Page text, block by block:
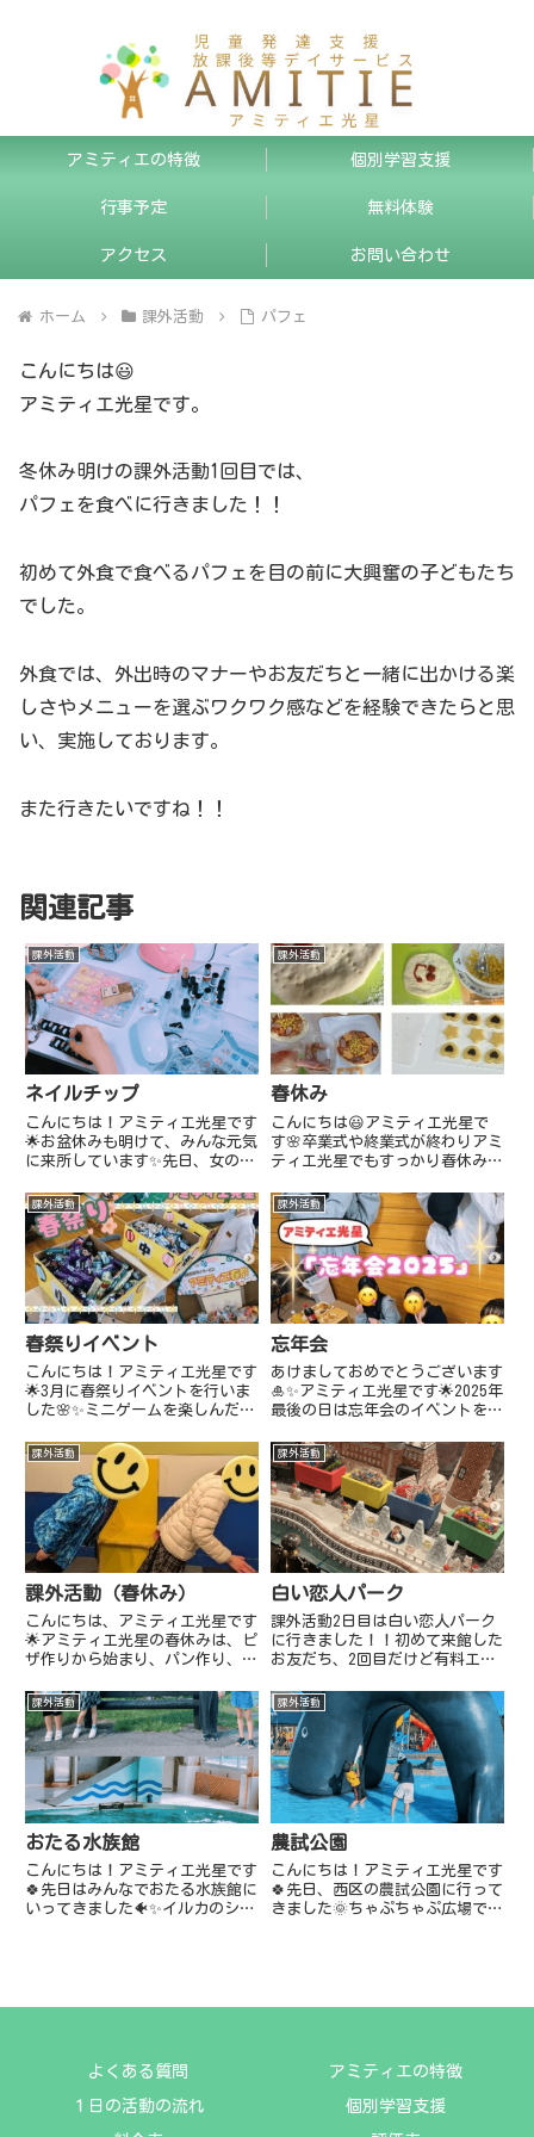
アミティエの特徴 個別学習支援
行事予定 無料体験
アクセス お問い合わせ
ホーム 課外活動 パフェ
こんにちは😃
アミティエ光星です。
冬休み明けの課外活動1回目では、
パフェを食べに行きました！！
初めて外食で食べるパフェを目の前に大興奮の子どもたち
でした。
外食では、外出時のマナーやお友だちと一緒に出かける楽
しさやメニューを選ぶワクワク感などを経験できたらと思
い、実施しております。
また行きたいですね！！
関連記事
課外活動
ネイルチップ
こんにちは！アミティエ光星です
🌟お盆休みも明けて、みんな元気
に来所しています✨先日、女の子
楽しく過ごしていました🥰💅
課外活動
春休み
こんにちは😃アミティエ光星で
す🌸卒業式や終業式が終わりアミ
ティエ光星でもすっかり春休みモ
り日には、手作りピザやクッキー
作りで大盛り上がりな子どもた
ち。クッキングを通して料理をす
る楽しさをや手作りの美味しさを
感じ...
課外活動
春祭りイベント
こんにちは！アミティエ光星です
🌟3月に春祭りイベントを行いま
した🌸✨ミニゲームを楽しんだり
に素敵な思い出ができました🥰
課外活動
忘年会
あけましておめでとうございます
🎍✨アミティエ光星です🌟2025年
最後の日は忘年会のイベントを行
り、ミニゲームをしたりみんなで
楽しく過ごすことができました🥰
2026年もよろしくお願いいたし
ます🤲🏼笑顔たくさんの1...
課外活動
課外活動（春休み）
こんにちは、アミティエ光星です
🌟アミティエ光星の春休みは、ピ
ザ作りから始まり、パン作り、ク
も沢山行いました！また、課外活
動では雪印メグミルク工場や、ク
ライミング活動でのぼのぼさんに
行きました！沢山身体を動かし
て...
課外活動
白い恋人パーク
課外活動2日目は白い恋人パーク
に行きました！！初めて来館した
お友だち、2回目だけど有料エリ
だち。また、体験として白い恋人
にチョコペンで自由にお絵描きを
しました！！何を書こう！どうし
たらいい？と会話も楽しみなが
ら...
課外活動
おたる水族館
こんにちは！アミティエ光星です
🍀先日はみんなでおたる水族館に
いってきました🐠✨イルカのショ
課外活動
農試公園
こんにちは！アミティエ光星です
🍀先日、西区の農試公園に行って
きました🌞ちゃぷちゃぷ広場で水
よくある質問 アミティエの特徴
１日の活動の流れ 個別学習支援